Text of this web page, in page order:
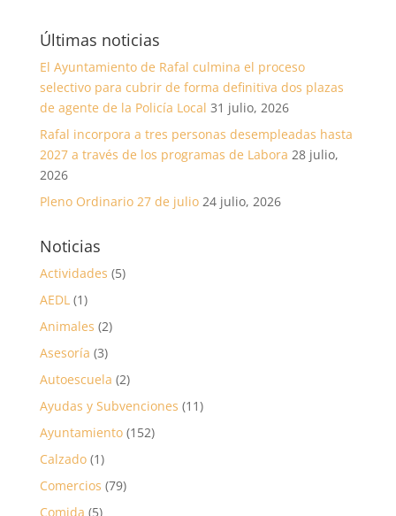
Últimas noticias
El Ayuntamiento de Rafal culmina el proceso
selectivo para cubrir de forma definitiva dos plazas
de agente de la Policía Local 31 julio, 2026
Rafal incorpora a tres personas desempleadas hasta
2027 a través de los programas de Labora 28 julio,
2026
Pleno Ordinario 27 de julio 24 julio, 2026
Noticias
Actividades (5)
AEDL (1)
Animales (2)
Asesoría (3)
Autoescuela (2)
Ayudas y Subvenciones (11)
Ayuntamiento(152)
Calzado(1)
Comercios (79)
Comida (5)